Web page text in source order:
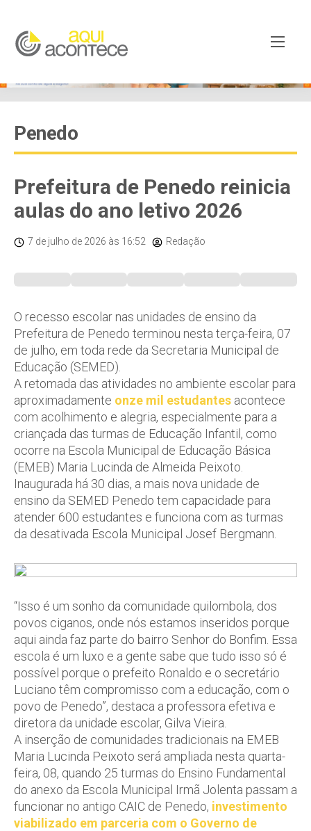
Penedo
Prefeitura de Penedo reinicia
aulas do ano letivo 2026
7 de julho de 2026 às 16:52 Redação
O recesso escolar nas unidades de ensino da
Prefeitura de Penedo terminou nesta terça-feira, 07
de julho, em toda rede da Secretaria Municipal de
Educação (SEMED).
A retomada das atividades no ambiente escolar para
aproximadamente onze mil estudantes acontece
com acolhimento e alegria, especialmente para a
criançada das turmas de Educação Infantil, como
ocorre na Escola Municipal de Educação Básica
(EMEB) Maria Lucinda de Almeida Peixoto.
Inaugurada há 30 dias, a mais nova unidade de
ensino da SEMED Penedo tem capacidade para
atender 600 estudantes e funciona com as turmas
da desativada Escola Municipal Josef Bergmann.
“Isso é um sonho da comunidade quilombola, dos
povos ciganos, onde nós estamos inseridos porque
aqui ainda faz parte do bairro Senhor do Bonfim. Essa
escola é um luxo e a gente sabe que tudo isso só é
possível porque o prefeito Ronaldo e o secretário
Luciano têm compromisso com a educação, com o
povo de Penedo”, destaca a professora efetiva e
diretora da unidade escolar, Gilva Vieira.
A inserção de comunidades tradicionais na EMEB
Maria Lucinda Peixoto será ampliada nesta quarta-
feira, 08, quando 25 turmas do Ensino Fundamental
do anexo da Escola Municipal Irmã Jolenta passam a
funcionar no antigo CAIC de Penedo, investimento
viabilizado em parceria com o Governo de